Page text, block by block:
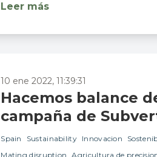
Leer más
10 ene 2022, 11:39:31
Hacemos balance
campaña de
Spain Sustainability Innovacion
Mating disruption
Agricultura de